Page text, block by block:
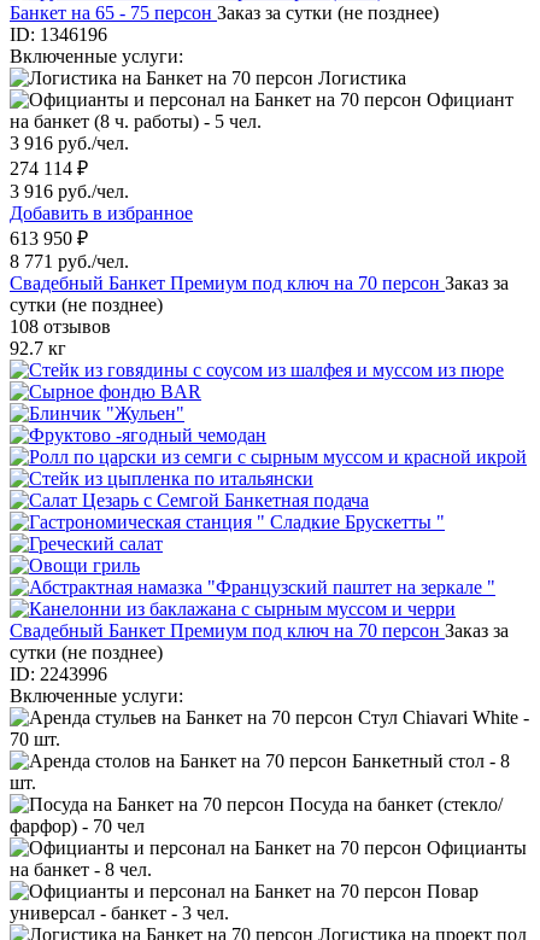
Банкет на 65 - 75 персон Заказ за сутки (не позднее)
ID: 1346196
Включенные услуги:
Логистика
Официант
на банкет (8 ч. работы) - 5 чел.
3 916 руб./чел.
274 114 ₽
3 916 руб./чел.
Добавить в избранное
613 950 ₽
8 771 руб./чел.
Свадебный Банкет Премиум под ключ на 70 персон Заказ за
сутки (не позднее)
108 отзывов
92.7 кг
Свадебный Банкет Премиум под ключ на 70 персон Заказ за
сутки (не позднее)
ID: 2243996
Включенные услуги:
Стул Chiavari White -
70 шт.
Банкетный стол - 8
шт.
Посуда на банкет (стекло/
фарфор) - 70 чел
Официанты
на банкет - 8 чел.
Повар
универсал - банкет - 3 чел.
Логистика на проект под